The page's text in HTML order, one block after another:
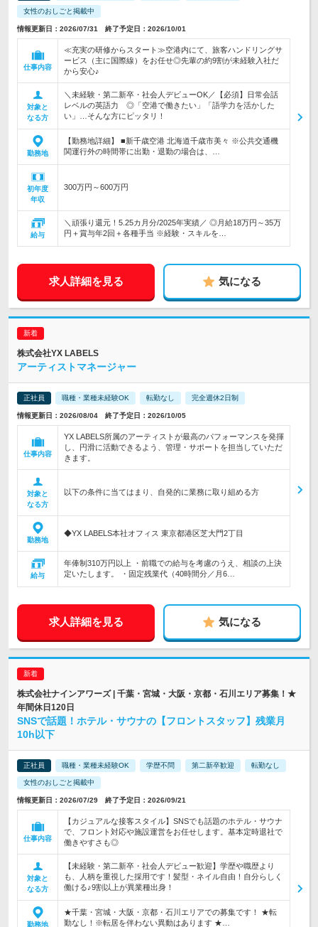
女性のおしごと掲載中
情報更新日：2026/07/31 終了予定日：2026/10/01
仕事内容
≪充実の研修からスタート≫空港内にて、旅客ハンドリングサ
ービス（主に国際線）をお任せ◎先輩の約9割が未経験入社だ
から安心♪
対象と
なる方
＼未経験・第二新卒・社会人デビューOK／【必須】日常会話
レベルの英語力 ◎「空港で働きたい」「語学力を活かした
い」…そんな方にピッタリ！
勤務地
【勤務地詳細】 ■新千歳空港 北海道千歳市美々 ※公共交通機
関運行外の時間帯に出勤・退勤の場合は、…
初年度
年収
300万円～600万円
給与
＼頑張り還元！5.25カ月分/2025年実績／ ◎月給18万円～35万
円＋賞与年2回＋各種手当 ※経験・スキルを…
求人詳細を見る 気になる
株式会社YX LABELS
アーティストマネージャー
正社員 職種・業種未経験OK 転勤なし 完全週休2日制
情報更新日：2026/08/04 終了予定日：2026/10/05
仕事内容
YX LABELS所属のアーティストが最高のパフォーマンスを発揮
し、円滑に活動できるよう、管理・サポートを担当していただ
きます。
対象と
なる方
以下の条件に当てはまり、自発的に業務に取り組める方
勤務地
◆YX LABELS本社オフィス 東京都港区芝大門2丁目
給与
年俸制310万円以上 ・前職での給与を考慮のうえ、相談の上決
定いたします。 ・固定残業代（40時間分／月6…
求人詳細を見る 気になる
株式会社ナインアワーズ | 千葉・宮城・大阪・京都・石川エリア募集！★
年間休日120日
SNSで話題！ホテル・サウナの【フロントスタッフ】残業月
10h以下
正社員 職種・業種未経験OK 学歴不問 第二新卒歓迎 転勤なし
女性のおしごと掲載中
情報更新日：2026/07/29 終了予定日：2026/09/21
仕事内容
【カジュアルな接客スタイル】SNSでも話題のホテル・サウナ
で、フロント対応や施設運営をお任せします。基本定時退社で
働きやすさも◎
対象と
なる方
【未経験・第二新卒・社会人デビュー歓迎】学歴や職歴より
も、人柄を重視した採用です！髪型・ネイル自由！自分らしく
働ける♪9割以上が異業種出身！
勤務地
★千葉・宮城・大阪・京都・石川エリアでの募集です！ ★転
勤なし！※転居を伴わない異動はあります ★…